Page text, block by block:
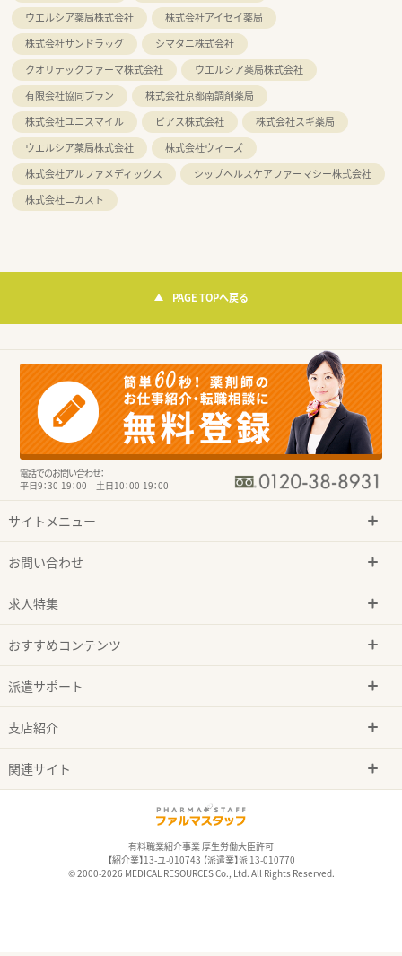
ウエルシア薬局株式会社
株式会社アイセイ薬局
株式会社サンドラッグ
シマタニ株式会社
クオリテックファーマ株式会社
ウエルシア薬局株式会社
有限会社協同プラン
株式会社京都南調剤薬局
株式会社ユニスマイル
ピアス株式会社
株式会社スギ薬局
ウエルシア薬局株式会社
株式会社ウィーズ
株式会社アルファメディックス
シップヘルスケアファーマシー株式会社
株式会社ニカスト
PAGE TOPへ戻る
電話でのお問い合わせ：
平日9：30-19：00 土日10：00-19：00
サイトメニュー
お問い合わせ
求人特集
おすすめコンテンツ
派遣サポート
支店紹介
関連サイト
有料職業紹介事業 厚生労働大臣許可
【紹介業】13-ユ-010743 【派遣業】派 13-010770
© 2000-2026 MEDICAL RESOURCES Co., Ltd. All Rights Reserved.